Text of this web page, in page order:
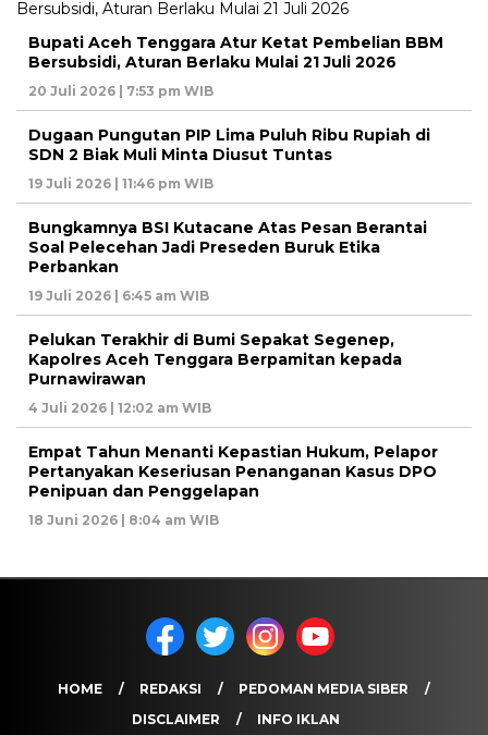
Bupati Aceh Tenggara Atur Ketat Pembelian BBM
Bersubsidi, Aturan Berlaku Mulai 21 Juli 2026
20 Juli 2026 | 7:53 pm WIB
Dugaan Pungutan PIP Lima Puluh Ribu Rupiah di
SDN 2 Biak Muli Minta Diusut Tuntas
19 Juli 2026 | 11:46 pm WIB
Bungkamnya BSI Kutacane Atas Pesan Berantai
Soal Pelecehan Jadi Preseden Buruk Etika
Perbankan
19 Juli 2026 | 6:45 am WIB
Pelukan Terakhir di Bumi Sepakat Segenep,
Kapolres Aceh Tenggara Berpamitan kepada
Purnawirawan
4 Juli 2026 | 12:02 am WIB
Empat Tahun Menanti Kepastian Hukum, Pelapor
Pertanyakan Keseriusan Penanganan Kasus DPO
Penipuan dan Penggelapan
18 Juni 2026 | 8:04 am WIB
HOME REDAKSI
PEDOMAN MEDIA SIBER
DISCLAIMER
INFO IKLAN